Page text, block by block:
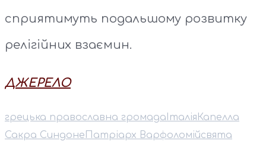
сприятимуть подальшому розвитку
релігійних взаємин.
ДЖЕРЕЛО
грецька православна громада Італія Капелла
Сакра Синдоне Патріарх Варфоломійсвята